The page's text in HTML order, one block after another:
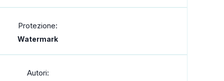
Protezione:
Watermark
Autori: